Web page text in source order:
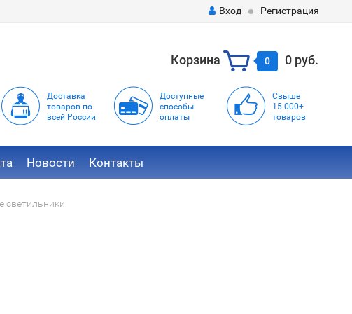
Вход Регистрация
Корзина 0 0 руб.
Доставка
товаров по
всей России
Доступные
способы
оплаты
Свыше
15 000+
товаров
Новости Контакты
светильники